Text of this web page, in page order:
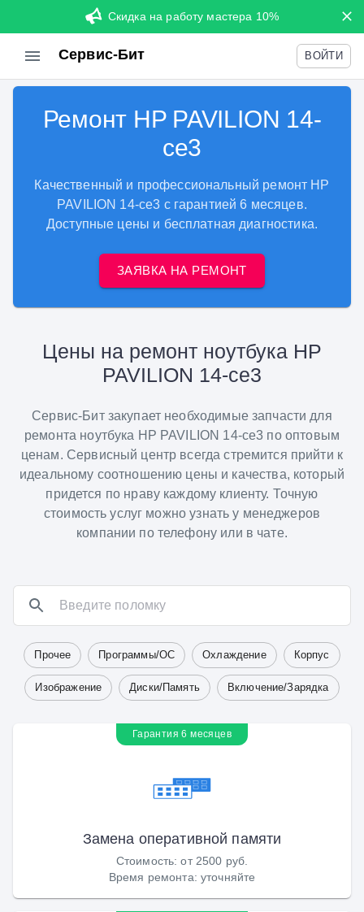
Скидка на работу мастера 10%
Сервис-Бит ВОЙТИ
Ремонт HP PAVILION 14-
ce3
Качественный и профессиональный ремонт HP
PAVILION 14-ce3 с гарантией 6 месяцев.
Доступные цены и бесплатная диагностика.
ЗАЯВКА НА РЕМОНТ
Цены на ремонт ноутбука HP
PAVILION 14-ce3
Сервис-Бит закупает необходимые запчасти для
ремонта ноутбука HP PAVILION 14-ce3 по оптовым
ценам. Сервисный центр всегда стремится прийти к
идеальному соотношению цены и качества, который
придется по нраву каждому клиенту. Точную
стоимость услуг можно узнать у менеджеров
компании по телефону или в чате.
Прочее Программы/ОС Охлаждение Корпус
Изображение Диски/Память Включение/Зарядка
Гарантия 6 месяцев
Замена оперативной памяти
Стоимость:от 2500 руб.
Время ремонта: уточняйте